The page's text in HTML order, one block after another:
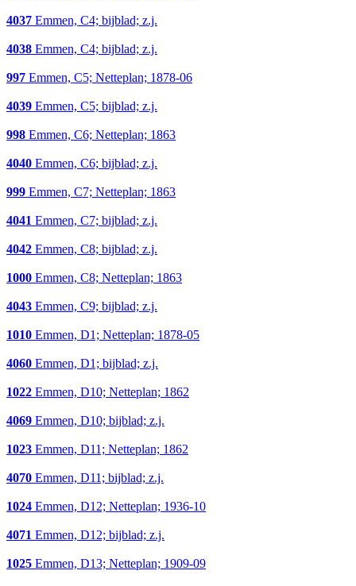
4037 Emmen, C4; bijblad; z.j.
4038 Emmen, C4; bijblad; z.j.
997 Emmen, C5; Netteplan; 1878-06
4039 Emmen, C5; bijblad; z.j.
998 Emmen, C6; Netteplan; 1863
4040 Emmen, C6; bijblad; z.j.
999 Emmen, C7; Netteplan; 1863
4041 Emmen, C7; bijblad; z.j.
4042 Emmen, C8; bijblad; z.j.
1000 Emmen, C8; Netteplan; 1863
4043 Emmen, C9; bijblad; z.j.
1010 Emmen, D1; Netteplan; 1878-05
4060 Emmen, D1; bijblad; z.j.
1022 Emmen, D10; Netteplan; 1862
4069 Emmen, D10; bijblad; z.j.
1023 Emmen, D11; Netteplan; 1862
4070 Emmen, D11; bijblad; z.j.
1024 Emmen, D12; Netteplan; 1936-10
4071 Emmen, D12; bijblad; z.j.
1025 Emmen, D13; Netteplan; 1909-09